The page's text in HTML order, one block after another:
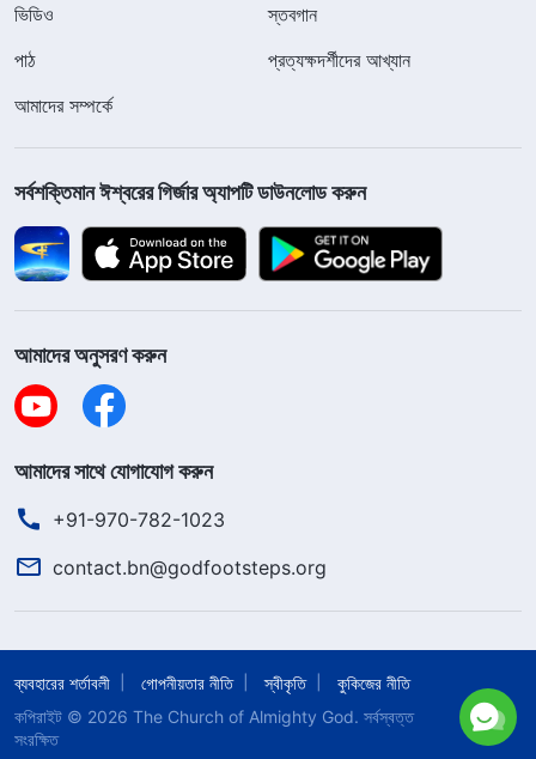
ভিডিও
স্তবগান
পাঠ
প্রত্যক্ষদর্শীদের আখ্যান
আমাদের সম্পর্কে
সর্বশক্তিমান ঈশ্বরের গির্জার অ্যাপটি ডাউনলোড করুন
আমাদের অনুসরণ করুন
আমাদের সাথে যোগাযোগ করুন
+91-970-782-1023
contact.bn@godfootsteps.org
ব্যবহারের শর্তাবলী গোপনীয়তার নীতি স্বীকৃতি
কুকিজের নীতি
কপিরাইট © 2026 The Church of Almighty God. সর্বস্বত্ত
সংরক্ষিত